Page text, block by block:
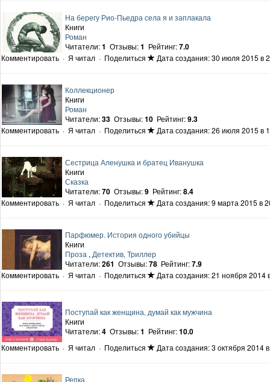
На берегу Рио-Пьедра села я и заплакала
Книги
Роман
Читатели:1 Отзывы:1 Рейтинг:7.0
Комментировать · Я читал · Поделиться Дата создания: 30 июля 2015 в
Коллекционер
Книги
Роман
Читатели:33 Отзывы:10 Рейтинг:9.3
Комментировать · Я читал · Поделиться Дата создания: 26 июля 2015 в
Сестрица Аленушка и братец Иванушка
Книги
Сказка
Читатели:70 Отзывы:9 Рейтинг:8.4
Комментировать · Я читал · Поделиться Дата создания: 9 марта 2015 в
Парфюмер. История одного убийцы
Книги
Проза , Детектив, Триллер
Читатели:261 Отзывы:78 Рейтинг:7.9
Комментировать · Я читал · Поделиться Дата создания: 21 ноября 2014
Поступай как женщина, думай как мужчина
Книги
Читатели:4 Отзывы:1 Рейтинг:10.0
Комментировать · Я читал · Поделиться Дата создания: 3 октября 2014
Репка